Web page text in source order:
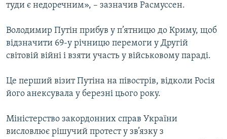
туди є недоречним», – зазначив Расмуссен.
Володимир Путін прибув у п’ятницю до Криму, щоб
відзначити 69-у річницю перемоги у Другій
світовій війні і взяти участь у військовому параді.
Це перший візит Путіна на півострів, відколи Росія
його анексувала у березні цього року.
Міністерство закордонних справ України
висловлює рішучий протест у зв’язку з